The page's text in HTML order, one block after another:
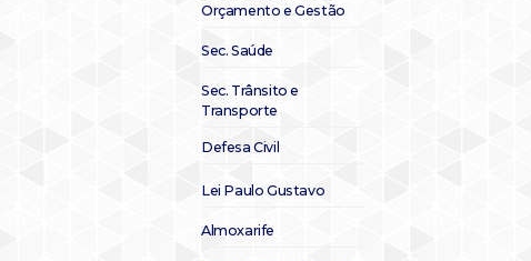
Orçamento e Gestão
Sec. Saúde
Sec. Trânsito e
Transporte
Defesa Civil
Lei Paulo Gustavo
Almoxarife